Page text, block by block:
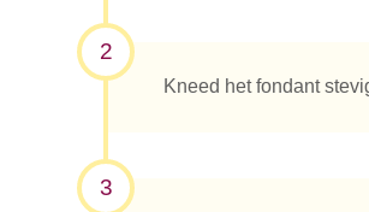
2
Kneed het fondant
3